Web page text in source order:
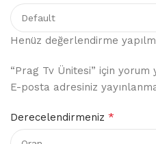
Henüz değerlendirme
“Prag Tv Ünitesi” için
E-posta adresiniz
Derecelendirmeniz *